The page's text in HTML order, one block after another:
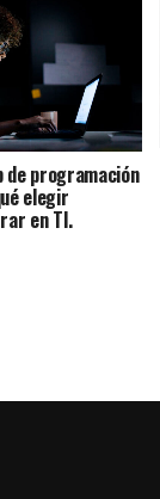
de programación
elegir
en TI.